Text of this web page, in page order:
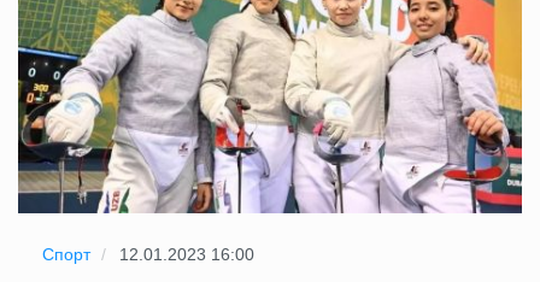
Спорт 12.01.2023 16:00